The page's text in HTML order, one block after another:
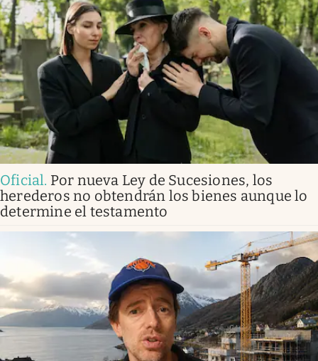
Oficial. Por nueva Ley de Sucesiones, los
herederos no obtendrán los bienes aunque lo
determine el testamento